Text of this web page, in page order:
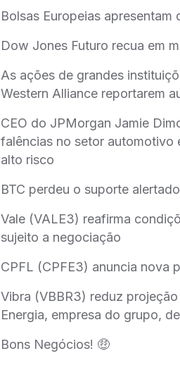
Bolsas Europeias apresentam
Dow Jones Futuro recua em
As ações de grandes
Western Alliance reportarem
CEO do JPMorgan Jamie
falências no setor automotivo
alto risco
BTC perdeu o suporte
Vale (VALE3) reafirma
sujeito a negociação
CPFL (CPFE3) anuncia nova
Vibra (VBBR3) reduz
Energia, empresa do grupo,
Bons Negócios! 🤑